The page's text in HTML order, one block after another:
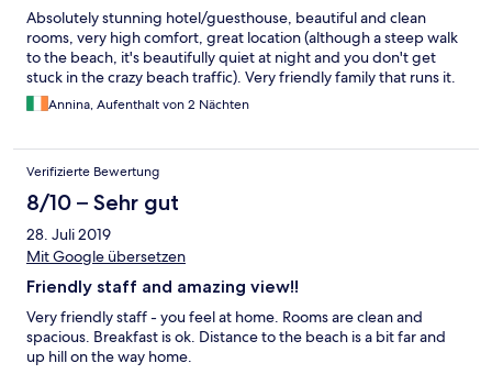
Absolutely stunning hotel/guesthouse, beautiful and clean
rooms, very high comfort, great location (although a steep walk
to the beach, it's beautifully quiet at night and you don't get
stuck in the crazy beach traffic). Very friendly family that runs it.
Annina, Aufenthalt von 2 Nächten
Verifizierte Bewertung
8/10 – Sehr gut
28. Juli 2019
Mit Google übersetzen
Friendly staff and amazing view!!
Very friendly staff - you feel at home. Rooms are clean and
spacious. Breakfast is ok. Distance to the beach is a bit far and
up hill on the way home.